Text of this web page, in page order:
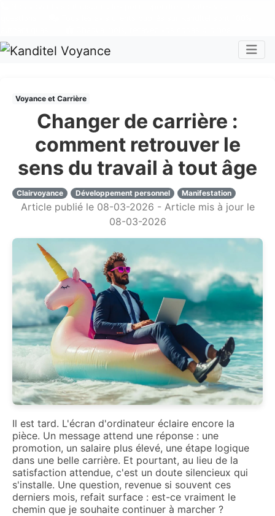
Voyance et Carrière
Changer de carrière :
comment retrouver le
sens du travail à tout âge
Clairvoyance Développement personnel Manifestation
Article publié le 08-03-2026 - Article mis à jour le
08-03-2026
Il est tard. L'écran d'ordinateur éclaire encore la
pièce. Un message attend une réponse : une
promotion, un salaire plus élevé, une étape logique
dans une belle carrière. Et pourtant, au lieu de la
satisfaction attendue, c'est un doute silencieux qui
s'installe. Une question, revenue si souvent ces
derniers mois, refait surface : est-ce vraiment le
chemin que je souhaite continuer à marcher ?